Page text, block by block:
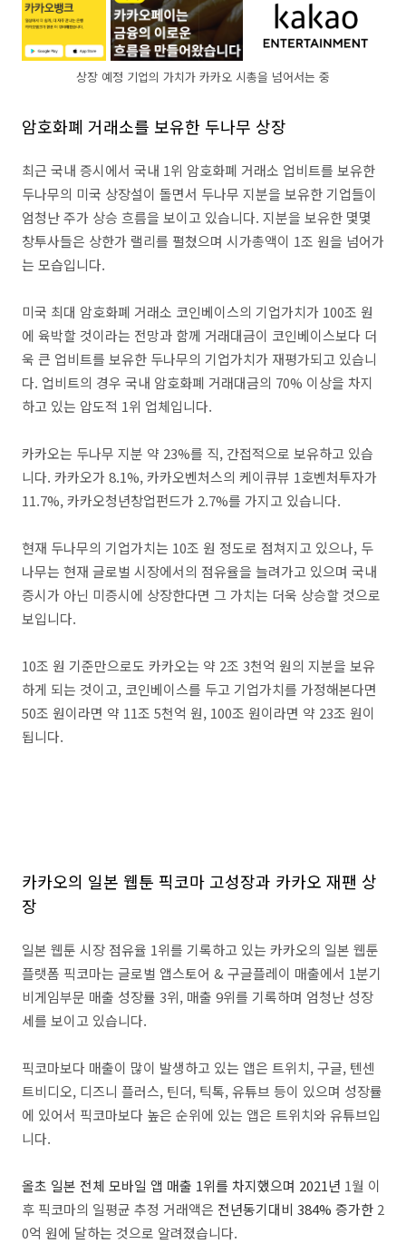
상장 예정 기업의 가치가 카카오 시총을 넘어서는 중
암호화폐 거래소를 보유한 두나무 상장
최근 국내 증시에서 국내 1위 암호화폐 거래소 업비트를 보유한
두나무의 미국 상장설이 돌면서 두나무 지분을 보유한 기업들이
엄청난 주가 상승 흐름을 보이고 있습니다. 지분을 보유한 몇몇
창투사들은 상한가 랠리를 펼쳤으며 시가총액이 1조 원을 넘어가
는 모습입니다.
미국 최대 암호화폐 거래소 코인베이스의 기업가치가 100조 원
에 육박할 것이라는 전망과 함께 거래대금이 코인베이스보다 더
욱 큰 업비트를 보유한 두나무의 기업가치가 재평가되고 있습니
다. 업비트의 경우 국내 암호화폐 거래대금의 70% 이상을 차지
하고 있는 압도적 1위 업체입니다.
카카오는 두나무 지분 약 23%를 직, 간접적으로 보유하고 있습
니다. 카카오가 8.1%, 카카오벤처스의 케이큐뷰 1호벤처투자가
11.7%, 카카오청년창업펀드가 2.7%를 가지고 있습니다.
현재 두나무의 기업가치는 10조 원 정도로 점쳐지고 있으나, 두
나무는 현재 글로벌 시장에서의 점유율을 늘려가고 있으며 국내
증시가 아닌 미증시에 상장한다면 그 가치는 더욱 상승할 것으로
보입니다.
10조 원 기준만으로도 카카오는 약 2조 3천억 원의 지분을 보유
하게 되는 것이고, 코인베이스를 두고 기업가치를 가정해본다면
50조 원이라면 약 11조 5천억 원, 100조 원이라면 약 23조 원이
됩니다.
카카오의 일본 웹툰 픽코마 고성장과 카카오 재팬 상
장
일본 웹툰 시장 점유율 1위를 기록하고 있는 카카오의 일본 웹툰
플랫폼 픽코마는 글로벌 앱스토어 & 구글플레이 매출에서 1분기
비게임부문 매출 성장률 3위, 매출 9위를 기록하며 엄청난 성장
세를 보이고 있습니다.
픽코마보다 매출이 많이 발생하고 있는 앱은 트위치, 구글, 텐센
트비디오, 디즈니 플러스, 틴더, 틱톡, 유튜브 등이 있으며 성장률
에 있어서 픽코마보다 높은 순위에 있는 앱은 트위치와 유튜브입
니다.
올초 일본 전체 모바일 앱 매출 1위를 차지했으며 2021년 1월 이
후 픽코마의 일평균 추정 거래액은 전년동기대비 384% 증가한 2
0억 원에 달하는 것으로 알려졌습니다.